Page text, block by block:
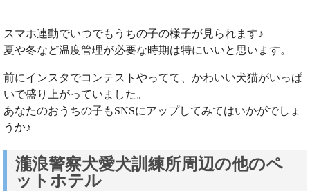
スマホ連動でいつでもうちの子の様子が見られます♪
夏や冬など温度管理が必要な時期は特にいいと思います。
前にインスタでコンテストやってて、かわいい犬猫がいっぱ
いで盛り上がっていました。
あなたのおうちの子もSNSにアップしてみてはいかがでしょ
うか♪
瀧浪警察犬愛犬訓練所周辺の他のペ
ットホテル